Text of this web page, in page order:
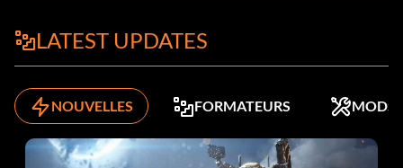
LATEST UPDATES
NOUVELLES FORMATEURS MODS